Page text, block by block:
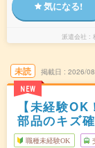
気になる!
派遣会社
未読
NEW
掲載日 2026/
【未経験
部品のキズ
職種未経験OK